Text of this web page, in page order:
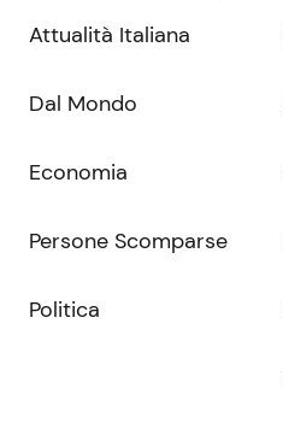
Attualità Italiana
Dal Mondo
Economia
Persone Scomparse
Politica